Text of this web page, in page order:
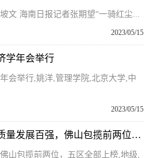
原标题：海南周刊｜荔红三门坡文 海南日报记者张期望“一骑红尘...
2023/05/15
学年会举行
会举行,姚洋,管理学院,北京大学,中
2023/05/15
世界实时：2023市辖区高质量发展百强，佛山包揽前两位，五区全部上榜
山包揽前两位，五区全部上榜,地级,